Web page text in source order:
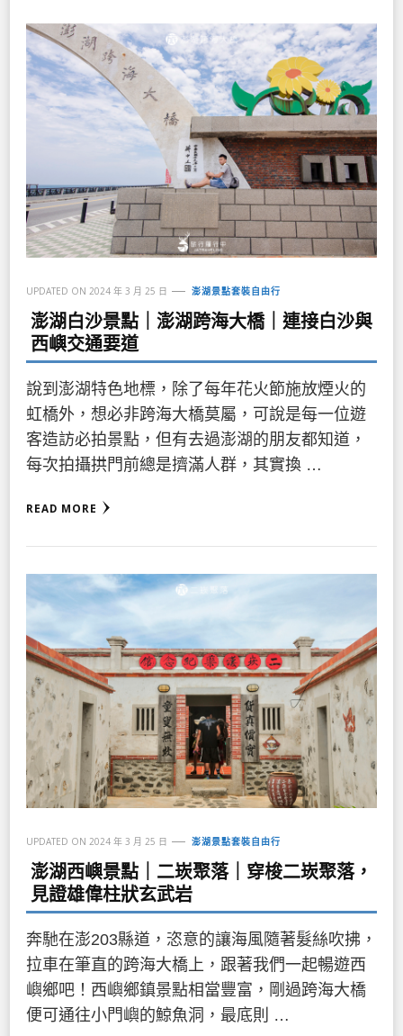
UPDATED ON 2024 年 3 月 25 日 澎湖景點套裝自由行
澎湖白沙景點｜澎湖跨海大橋｜連接白沙與
西嶼交通要道
說到澎湖特色地標，除了每年花火節施放煙火的
虹橋外，想必非跨海大橋莫屬，可說是每一位遊
客造訪必拍景點，但有去過澎湖的朋友都知道，
每次拍攝拱門前總是擠滿人群，其實換 …
READ MORE
UPDATED ON 2024 年 3 月 25 日 澎湖景點套裝自由行
澎湖西嶼景點｜二崁聚落｜穿梭二崁聚落，
見證雄偉柱狀玄武岩
奔馳在澎203縣道，恣意的讓海風隨著髮絲吹拂，
拉車在筆直的跨海大橋上，跟著我們一起暢遊西
嶼鄉吧！西嶼鄉鎮景點相當豐富，剛過跨海大橋
便可通往小門嶼的鯨魚洞，最底則 …